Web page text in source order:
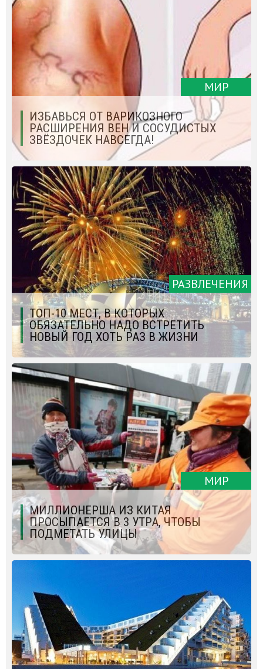
МИР
ИЗБАВЬСЯ ОТ ВАРИКОЗНОГО
РАСШИРЕНИЯ ВЕН И СОСУДИСТЫХ
ЗВЁЗДОЧЕК НАВСЕГДА!
РАЗВЛЕЧЕНИЯ
ТОП-10 МЕСТ, В КОТОРЫХ
ОБЯЗАТЕЛЬНО НАДО ВСТРЕТИТЬ
НОВЫЙ ГОД ХОТЬ РАЗ В ЖИЗНИ
МИР
МИЛЛИОНЕРША ИЗ КИТАЯ
ПРОСЫПАЕТСЯ В 3 УТРА, ЧТОБЫ
ПОДМЕТАТЬ УЛИЦЫ